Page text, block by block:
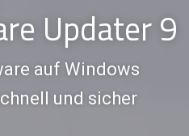
Updater 9
auf Windows
und sicher